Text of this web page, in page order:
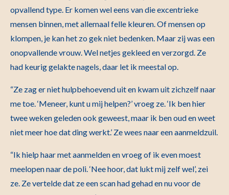
opvallend type. Er komen wel eens van die excentrieke
mensen binnen, met allemaal felle kleuren. Of mensen op
klompen, je kan het zo gek niet bedenken. Maar zij was een
onopvallende vrouw. Wel netjes gekleed en verzorgd. Ze
had keurig gelakte nagels, daar let ik meestal op.
“Ze zag er niet hulpbehoevend uit en kwam uit zichzelf naar
me toe. ‘Meneer, kunt u mij helpen?’ vroeg ze. ‘Ik ben hier
twee weken geleden ook geweest, maar ik ben oud en weet
niet meer hoe dat ding werkt.’ Ze wees naar een aanmeldzuil.
“Ik hielp haar met aanmelden en vroeg of ik even moest
meelopen naar de poli. ‘Nee hoor, dat lukt mij zelf wel’, zei
ze. Ze vertelde dat ze een scan had gehad en nu voor de